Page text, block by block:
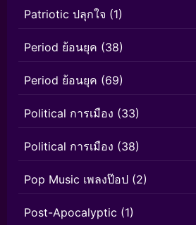
Patriotic ปลุกใจ (1)
Period ย้อนยุค (38)
Period ย้อนยุค (69)
Political การเมือง (33)
Political การเมือง (38)
Pop Music เพลงป๊อป (2)
Post-Apocalyptic (1)